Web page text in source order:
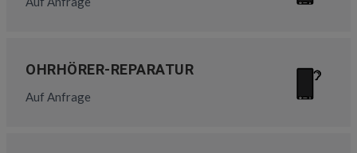
OHRHÖRER-REPARATUR
Auf Anfrage